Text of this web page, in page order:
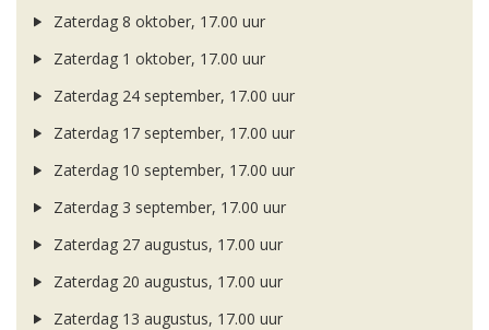
Zaterdag 8 oktober, 17.00 uur
Zaterdag 1 oktober, 17.00 uur
Zaterdag 24 september, 17.00 uur
Zaterdag 17 september, 17.00 uur
Zaterdag 10 september, 17.00 uur
Zaterdag 3 september, 17.00 uur
Zaterdag 27 augustus, 17.00 uur
Zaterdag 20 augustus, 17.00 uur
Zaterdag 13 augustus, 17.00 uur